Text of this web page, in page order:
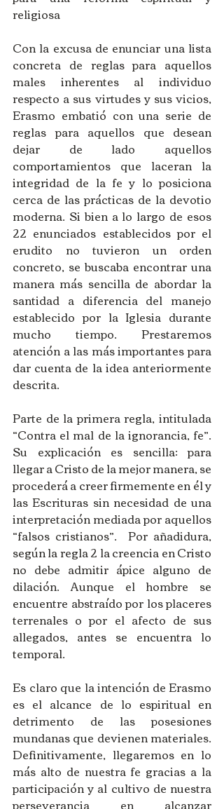
religiosa
Con la excusa de enunciar una lista
concreta de reglas para aquellos
males inherentes al individuo
respecto a sus virtudes y sus vicios,
Erasmo embatió con una serie de
reglas para aquellos que desean
dejar de lado aquellos
comportamientos que laceran la
integridad de la fe y lo posiciona
cerca de las prácticas de la devotio
moderna. Si bien a lo largo de esos
22 enunciados establecidos por el
erudito no tuvieron un orden
concreto, se buscaba encontrar una
manera más sencilla de abordar la
santidad a diferencia del manejo
establecido por la Iglesia durante
mucho tiempo. Prestaremos
atención a las más importantes para
dar cuenta de la idea anteriormente
descrita.
Parte de la primera regla, intitulada
“Contra el mal de la ignorancia, fe”.
Su explicación es sencilla: para
llegar a Cristo de la mejor manera, se
procederá a creer firmemente en él y
las Escrituras sin necesidad de una
interpretación mediada por aquellos
“falsos cristianos”.  Por añadidura,
según la regla 2 la creencia en Cristo
no debe admitir ápice alguno de
dilación. Aunque el hombre se
encuentre abstraído por los placeres
terrenales o por el afecto de sus
allegados, antes se encuentra lo
temporal.
Es claro que la intención de Erasmo
es el alcance de lo espiritual en
detrimento de las posesiones
mundanas que devienen materiales.
Definitivamente, llegaremos en lo
más alto de nuestra fe gracias a la
participación y al cultivo de nuestra
perseverancia en alcanzar